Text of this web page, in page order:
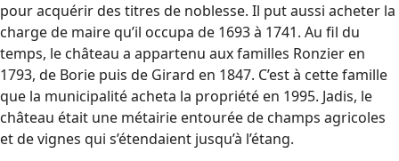
pour acquérir des titres de noblesse. Il put aussi acheter la
charge de maire qu’il occupa de 1693 à 1741. Au fil du
temps, le château a appartenu aux familles Ronzier en
1793, de Borie puis de Girard en 1847. C’est à cette famille
que la municipalité acheta la propriété en 1995. Jadis, le
château était une métairie entourée de champs agricoles
et de vignes qui s’étendaient jusqu’à l’étang.